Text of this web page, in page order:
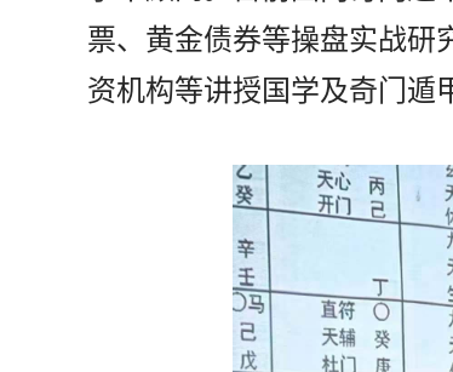
票、黄金债券等操盘实战研
资机构等讲授国学及奇门遁